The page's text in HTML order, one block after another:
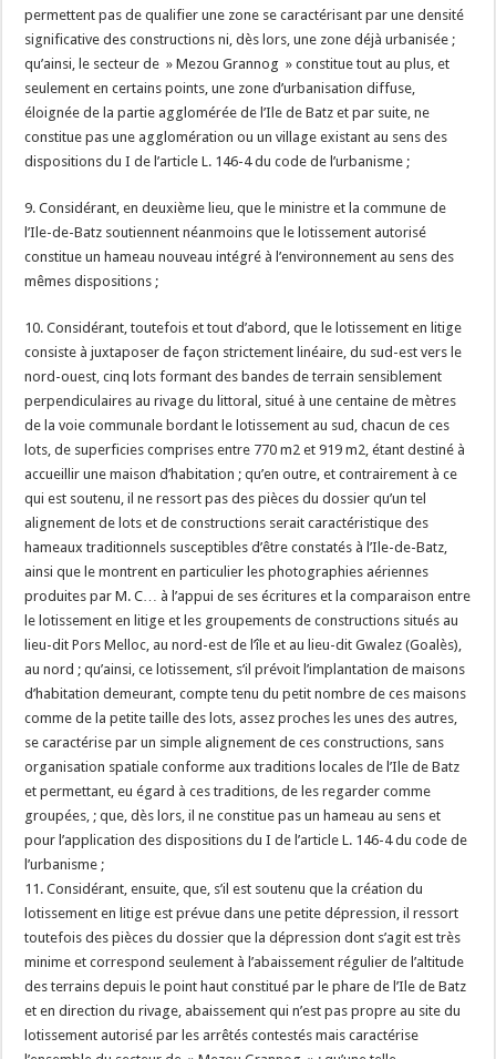
permettent pas de qualifier une zone se caractérisant par une densité
significative des constructions ni, dès lors, une zone déjà urbanisée ;
qu’ainsi, le secteur de » Mezou Grannog » constitue tout au plus, et
seulement en certains points, une zone d’urbanisation diffuse,
éloignée de la partie agglomérée de l’Ile de Batz et par suite, ne
constitue pas une agglomération ou un village existant au sens des
dispositions du I de l’article L. 146-4 du code de l’urbanisme ;
9. Considérant, en deuxième lieu, que le ministre et la commune de
l’Ile-de-Batz soutiennent néanmoins que le lotissement autorisé
constitue un hameau nouveau intégré à l’environnement au sens des
mêmes dispositions ;
10. Considérant, toutefois et tout d’abord, que le lotissement en litige
consiste à juxtaposer de façon strictement linéaire, du sud-est vers le
nord-ouest, cinq lots formant des bandes de terrain sensiblement
perpendiculaires au rivage du littoral, situé à une centaine de mètres
de la voie communale bordant le lotissement au sud, chacun de ces
lots, de superficies comprises entre 770 m2 et 919 m2, étant destiné à
accueillir une maison d’habitation ; qu’en outre, et contrairement à ce
qui est soutenu, il ne ressort pas des pièces du dossier qu’un tel
alignement de lots et de constructions serait caractéristique des
hameaux traditionnels susceptibles d’être constatés à l’Ile-de-Batz,
ainsi que le montrent en particulier les photographies aériennes
produites par M. C… à l’appui de ses écritures et la comparaison entre
le lotissement en litige et les groupements de constructions situés au
lieu-dit Pors Melloc, au nord-est de l’île et au lieu-dit Gwalez (Goalès),
au nord ; qu’ainsi, ce lotissement, s’il prévoit l’implantation de maisons
d’habitation demeurant, compte tenu du petit nombre de ces maisons
comme de la petite taille des lots, assez proches les unes des autres,
se caractérise par un simple alignement de ces constructions, sans
organisation spatiale conforme aux traditions locales de l’Ile de Batz
et permettant, eu égard à ces traditions, de les regarder comme
groupées, ; que, dès lors, il ne constitue pas un hameau au sens et
pour l’application des dispositions du I de l’article L. 146-4 du code de
l’urbanisme ;
11. Considérant, ensuite, que, s’il est soutenu que la création du
lotissement en litige est prévue dans une petite dépression, il ressort
toutefois des pièces du dossier que la dépression dont s’agit est très
minime et correspond seulement à l’abaissement régulier de l’altitude
des terrains depuis le point haut constitué par le phare de l’Ile de Batz
et en direction du rivage, abaissement qui n’est pas propre au site du
lotissement autorisé par les arrêtés contestés mais caractérise